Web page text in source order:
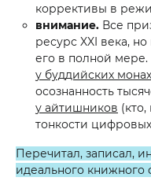
коррективы в
внимание. Все
ресурс XXI века,
его в полной
у буддийских
осознанность
у айтишников
тонкости
Перечитал, записал,
идеального книжного